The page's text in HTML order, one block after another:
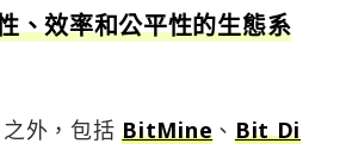
、效率和公平性的生態系
外，包括BitMine 、 Bit Di